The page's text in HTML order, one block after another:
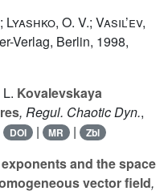
O. V.; Vasil’ev,
Verlag, Berlin, 1998,
Kovalevskaya
, Regul. Chaotic Dyn.,
DOI | MR | Zbl
and the space
vector field,